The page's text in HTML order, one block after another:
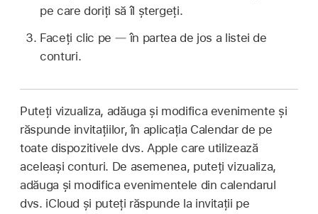
pe care doriți să îl ștergeți.
Faceți clic pe
în partea de jos a listei de
conturi.
Puteți vizualiza, adăuga și modifica evenimente și
răspunde invitațiilor, în aplicația Calendar de pe
toate dispozitivele dvs. Apple care utilizează
aceleași conturi. De asemenea, puteți vizualiza,
adăuga și modifica evenimentele din calendarul
dvs. iCloud și puteți răspunde la invitații pe